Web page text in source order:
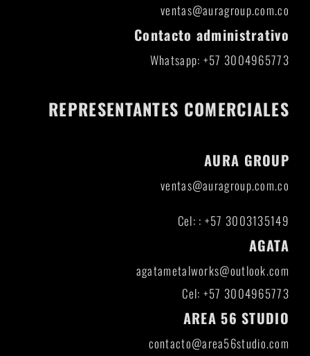
ventas@auragroup.com.co
Contacto administrativo
Whatsapp: +57 3004965773
REPRESENTANTES COMERCIALES
AURA GROUP
ventas@auragroup.com.co
Cel: : +57 3003135149
AGATA
agatametalworks@outlook.com
Cel: +57 3004965773
AREA 56 STUDIO
contacto@area56studio.com